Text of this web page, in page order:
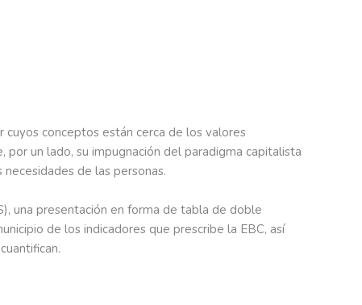
conceptos están cerca de los valores
un lado, su impugnación del paradigma capitalista
de las personas.
una presentación en forma de tabla de doble
de los indicadores que prescribe la EBC, así